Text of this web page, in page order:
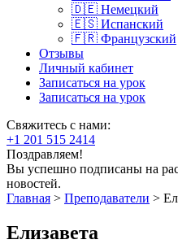
🇩🇪 Немецкий
🇪🇸 Испанский
🇫🇷 Французский
Отзывы
Личный кабинет
Записаться на урок
Записаться на урок
Свяжитесь с нами:
+1 201 515 2414
Поздравляем!
Вы успешно подписаны на
новостей.
Главная > Преподаватели >
Елизавета